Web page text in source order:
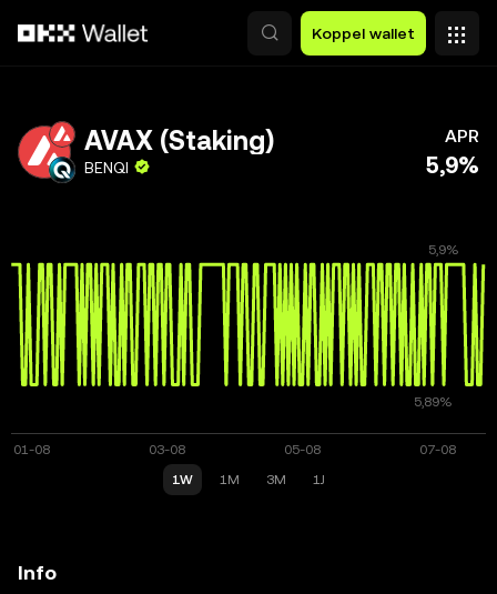
Koppel wallet
AVAX (Staking)
BENQI
APR
5,9%
1W 1M 3M 1J
Info